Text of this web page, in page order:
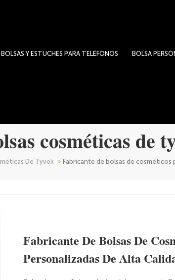
BOLSAS Y ESTUCHES PARA TELÉFONOS BOLSA
cosméticas de
De Tyvek Fabricante de bolsas de
Fabricante De Bolsas De
Personalizadas De Alta